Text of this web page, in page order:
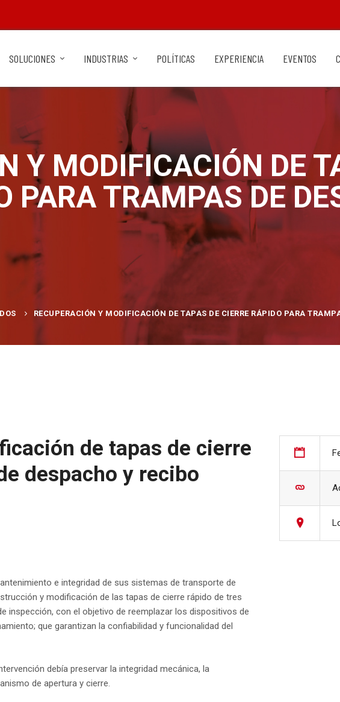
SOLUCIONES INDUSTRIAS POLÍTICAS EXPERIENCIA EVENTOS
Y MODIFICACIÓN DE
PARA TRAMPAS DE
RECUPERACIÓN Y MODIFICACIÓN DE TAPAS DE CIERRE RÁPIDO PARA
de tapas de cierre
despacho y recibo
e integridad de sus sistemas de transporte de
y modificación de las tapas de cierre rápido de tres
inspección, con el objetivo de reemplazar los dispositivos de
que garantizan la confiabilidad y funcionalidad del
debía preservar la integridad mecánica, la
de apertura y cierre.